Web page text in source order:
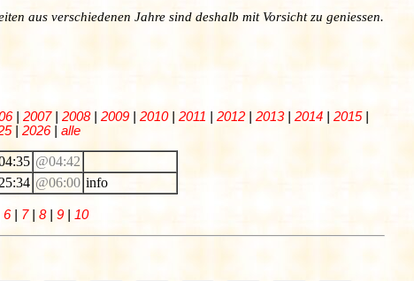
aus verschiedenen Jahre sind deshalb mit Vorsicht zu geniessen.
| 2007| 2008| 2009 2010| 2011 2012 2013| 2014 2015|
| 2026| alle
@04:42
@06:00 info
6| 7| 8| 9 10